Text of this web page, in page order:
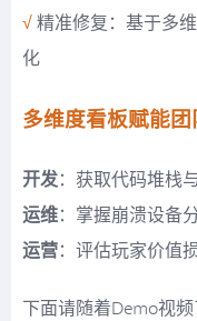
√ 精准修复：基于多
化
多维度看板赋能
开发：获取代码堆栈
运维：掌握崩溃设备
运营：评估玩家价值
下面请随着Demo视